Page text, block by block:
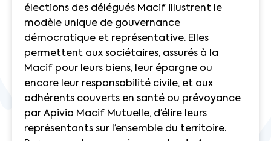
élections des délégués Macif illustrent le
modèle unique de gouvernance
démocratique et représentative. Elles
permettent aux sociétaires, assurés à la
Macif pour leurs biens, leur épargne ou
encore leur responsabilité civile, et aux
adhérents couverts en santé ou prévoyance
par Apivia Macif Mutuelle, d’élire leurs
représentants sur l’ensemble du territoire.